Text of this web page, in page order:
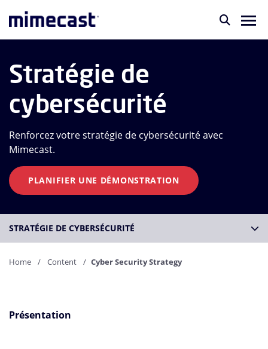
Stratégie de
cybersécurité
Renforcez votre stratégie de cybersécurité avec
Mimecast.
PLANIFIER UNE DÉMONSTRATION
STRATÉGIE DE CYBERSÉCURITÉ
Home Content Cyber Security Strategy
Présentation